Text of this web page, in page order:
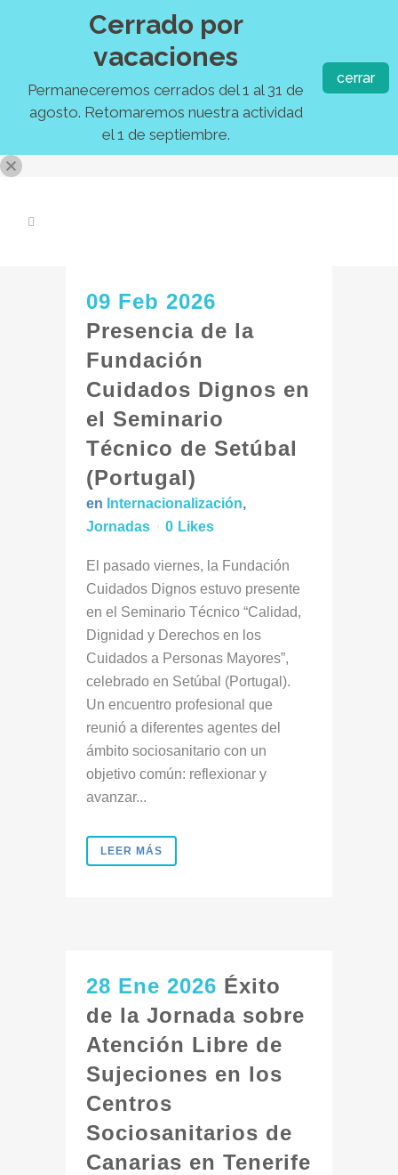
09 Feb 2026
Presencia de la
Fundación
Cuidados Dignos en
el Seminario
Técnico de Setúbal
(Portugal)
en Internacionalización,
Jornadas
0 Likes
El pasado viernes, la Fundación
Cuidados Dignos estuvo presente
en el Seminario Técnico “Calidad,
Dignidad y Derechos en los
Cuidados a Personas Mayores”,
celebrado en Setúbal (Portugal).
Un encuentro profesional que
reunió a diferentes agentes del
ámbito sociosanitario con un
objetivo común: reflexionar y
avanzar...
LEER MÁS
28 Ene 2026 Éxito
de la Jornada sobre
Atención Libre de
Sujeciones en los
Centros
Sociosanitarios de
Canarias en Tenerife
Cerrado por
vacaciones
Permaneceremos cerrados del 1 al 31 de
agosto. Retomaremos nuestra actividad
el 1 de septiembre.
cerrar